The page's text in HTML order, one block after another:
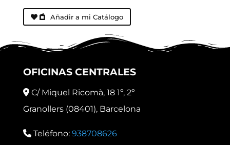
Añadir a mi Catálogo
OFICINAS CENTRALES
C/ Miquel Ricomà, 18 1º, 2º
Granollers (08401), Barcelona
Teléfono: 938708626